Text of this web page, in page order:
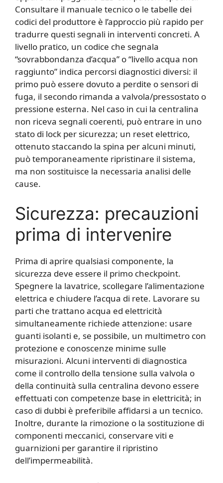
Consultare il manuale tecnico o le tabelle dei
codici del produttore è l’approccio più rapido per
tradurre questi segnali in interventi concreti. A
livello pratico, un codice che segnala
“sovrabbondanza d’acqua” o “livello acqua non
raggiunto” indica percorsi diagnostici diversi: il
primo può essere dovuto a perdite o sensori di
fuga, il secondo rimanda a valvola/pressostato o
pressione esterna. Nel caso in cui la centralina
non riceva segnali coerenti, può entrare in uno
stato di lock per sicurezza; un reset elettrico,
ottenuto staccando la spina per alcuni minuti,
può temporaneamente ripristinare il sistema,
ma non sostituisce la necessaria analisi delle
cause.
Sicurezza: precauzioni
prima di intervenire
Prima di aprire qualsiasi componente, la
sicurezza deve essere il primo checkpoint.
Spegnere la lavatrice, scollegare l’alimentazione
elettrica e chiudere l’acqua di rete. Lavorare su
parti che trattano acqua ed elettricità
simultaneamente richiede attenzione: usare
guanti isolanti e, se possibile, un multimetro con
protezione e conoscenze minime sulle
misurazioni. Alcuni interventi di diagnostica
come il controllo della tensione sulla valvola o
della continuità sulla centralina devono essere
effettuati con competenze base in elettricità; in
caso di dubbi è preferibile affidarsi a un tecnico.
Inoltre, durante la rimozione o la sostituzione di
componenti meccanici, conservare viti e
guarnizioni per garantire il ripristino
dell’impermeabilità.